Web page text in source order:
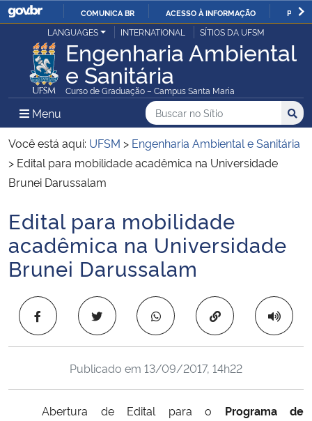
IR
PARA
O
CONTEÚDO
COMUNICA BR ACESSO À INFORMAÇÃO
Ministério da Justiça e Segurança Pública
Ministério da Defesa
Ministério das Relações Exteriores
Ministério da Economia
Ministério da Infraestrutura
Ministério da Agricultura, Pecuária e Abastecimento
Ministério da Cidadania
LANGUAGES INTERNATIONAL SÍTIOS DA UFSM
Engenharia Ambiental
e Sanitária
Curso de Graduação – Campus Santa Maria
Menu Menu Principal do Sítio
Busca
Buscar no no Sítio
Busca:
Você está aqui: UFSM > Engenharia Ambiental e Sanitária
> Edital para mobilidade acadêmica na Universidade
Brunei Darussalam
Início do conteúdo
Edital para mobilidade
acadêmica na Universidade
Brunei Darussalam
Copiar para área
Publicado em 13/09/2017, 14h22
Abertura de Edital para o Programa de